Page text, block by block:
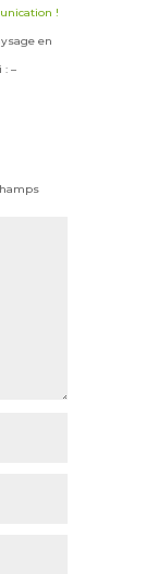
!
en
: –